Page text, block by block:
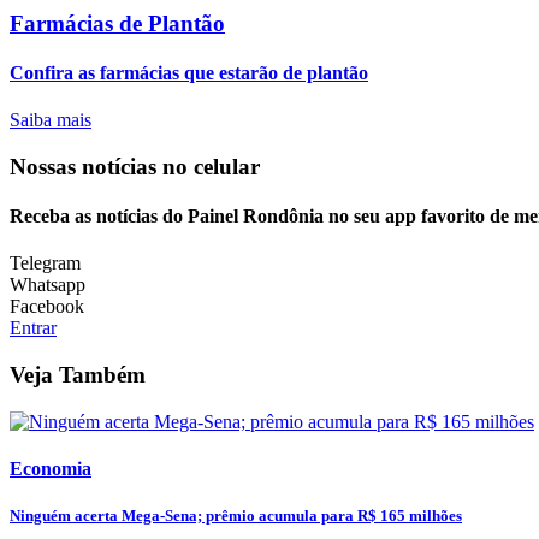
Farmácias de Plantão
Confira as farmácias que estarão de plantão
Saiba mais
Nossas notícias no celular
Receba as notícias do Painel Rondônia no seu app favorito de
Telegram
Whatsapp
Facebook
Entrar
Veja Também
Economia
Ninguém acerta Mega-Sena; prêmio acumula para R$ 165 milhões